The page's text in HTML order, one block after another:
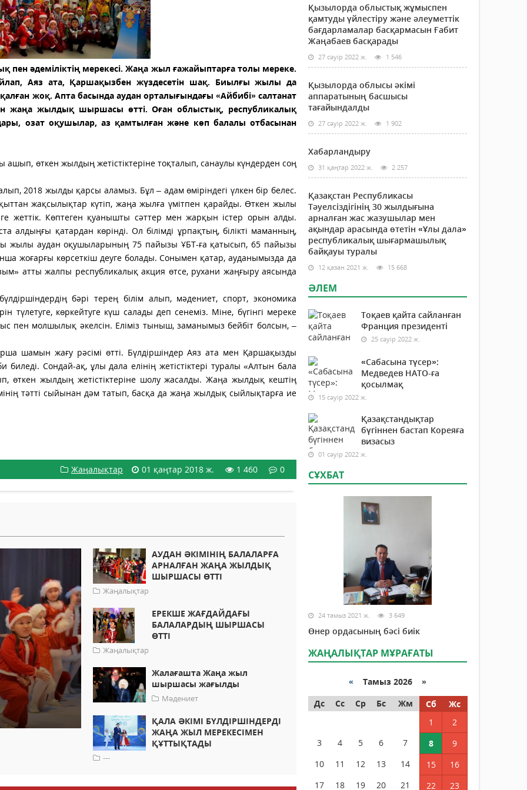
әдеміліктің мерекесі. Жаңа жыл ғажайыптарға толы мереке.
Аяз ата, Қаршақызбен жүздесетін шақ. Биылғы жылы да
жоқ. Апта басында аудан орталығындағы «Айбибі» салтанат
жаңа жылдық шыршасы өтті. Оған облыстық, республикалық
озат оқушылар, аз қамтылған және көп балалы отбасынан
ашып, өткен жылдың жетістіктеріне тоқталып, санаулы күндерден соң
2018 жылды қарсы аламыз. Бұл – адам өміріндегі үлкен бір белес.
жақсылықтар күтіп, жаңа жылға үмітпен қарайды. Өткен жылы
жеттік. Көптеген қуанышты сәттер мен жарқын істер орын алды.
қатардан көрінді. Ол білімді ұрпақтың, білікті маманның,
жылы аудан оқушыларының 75 пайызы ҰБТ-ға қатысып, 65 пайызы
жоғарғы көрсеткіш деуге болады. Сонымен қатар, ауданымызда да
атты жалпы республикалық акция өтсе, рухани жаңғыру аясында
бәрі терең білім алып, мәдениет, спорт, экономика
түлетуге, көркейтуге күш салады деп сенеміз. Міне, бүгінгі мереке
пен молшылық әкелсін. Еліміз тыныш, заманымыз бейбіт болсын, –
шамын жағу рәсімі өтті. Бүлдіршіндер Аяз ата мен Қаршақызды
Сондай-ақ, ұлы дала елінің жетістіктері туралы «Алтын бала
өткен жылдың жетістіктеріне шолу жасалды. Жаңа жылдық кештің
тәтті сыйынан дәм татып, басқа да жаңа жылдық сыйлықтарға ие
Жаңалықтар 01 қаңтар 2018 ж. 1 460 0
АУДАН ӘКІМІНІҢ БАЛАЛАРҒА
АРНАЛҒАН ЖАҢА ЖЫЛДЫҚ
ШЫРШАСЫ ӨТТІ
Жаңалықтар
ЕРЕКШЕ ЖАҒДАЙДАҒЫ
БАЛАЛАРДЫҢ ШЫРШАСЫ
ӨТТІ
Жаңалықтар
Жалағашта Жаңа жыл
шыршасы жағылды
Мәдениет
ҚАЛА ӘКІМІ БҮЛДІРШІНДЕРДІ
ЖАҢА ЖЫЛ МЕРЕКЕСІМЕН
ҚҰТТЫҚТАДЫ
---
Қызылорда облыстық жұмыспен
қамтуды үйлестіру және әлеуметтік
бағдарламалар басқармасын Ғабит
Жаңабаев басқарады
27 сәуір 2022 ж. 1 546
Қызылорда облысы әкімі
аппаратының басшысы
тағайындалды
27 сәуір 2022 ж. 1 902
Хабарландыру
31 қаңтар 2022 ж. 2 257
Қазақстан Республикасы
Тәуелсіздігінің 30 жылдығына
арналған жас жазушылар мен
ақындар арасында өтетін «Ұлы дала»
республикалық шығармашылық
байқауы туралы
12 қазан 2021 ж. 15 668
ӘЛЕМ
Тоқаев қайта сайланған
Франция президенті
25 сәуір 2022 ж.
«Сабасына түсер»:
Медведев НАТО-ға
қосылмақ
15 сәуір 2022 ж.
Қазақстандықтар
бүгіннен бастап Кореяға
визасыз
01 сәуір 2022 ж.
СҰХБАТ
24 тамыз 2021 ж. 3 649
Өнер ордасының бәсі биік
ЖАҢАЛЫҚТАР МҰРАҒАТЫ
« Тамыз 2026 »
Дс
Сс Ср Бс Жм Сб
Жс
1
2
3
4 5 6 7 8
9
10
11 12 13 14 15
16
17
18 19 20 21 22 23